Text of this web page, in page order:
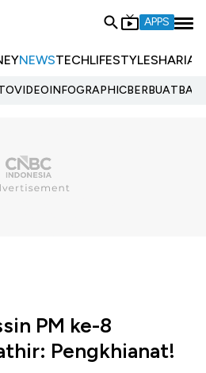
APPS
NEWSTECHLIFESTYLESHARIA
VIDEOINFOGRAPHIC
PM ke-8
Pengkhianat!